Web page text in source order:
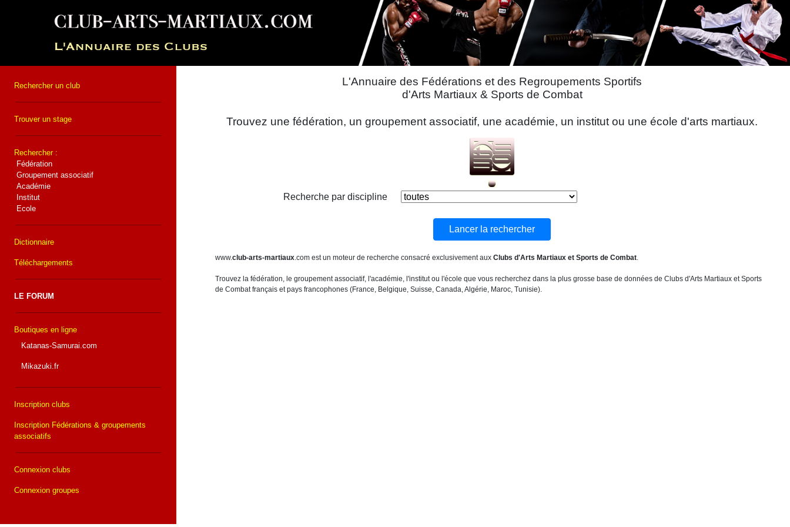
Rechercher un club
Trouver un stage
Rechercher :
Fédération
Groupement associatif
Académie
Institut
Ecole
Dictionnaire
Téléchargements
LE FORUM
Boutiques en ligne
Katanas-Samurai.com
Mikazuki.fr
Inscription clubs
Inscription Fédérations & groupements
associatifs
Connexion clubs
Connexion groupes
L'Annuaire des Fédérations et des Regroupements Sportifs
d'Arts Martiaux & Sports de Combat
Trouvez une fédération, un groupement associatif, une académie, un institut ou une école d'arts martiaux.
Recherche par discipline
www.club-arts-martiaux.com est un moteur de recherche consacré exclusivement aux Clubs d'Arts Martiaux et Sports de Combat.
Trouvez la fédération, le groupement associatif, l'académie, l'institut ou l'école que vous recherchez dans la plus grosse base de données de Clubs d'Arts Martiaux et Sports
de Combat français et pays francophones (France, Belgique, Suisse, Canada, Algérie, Maroc, Tunisie).